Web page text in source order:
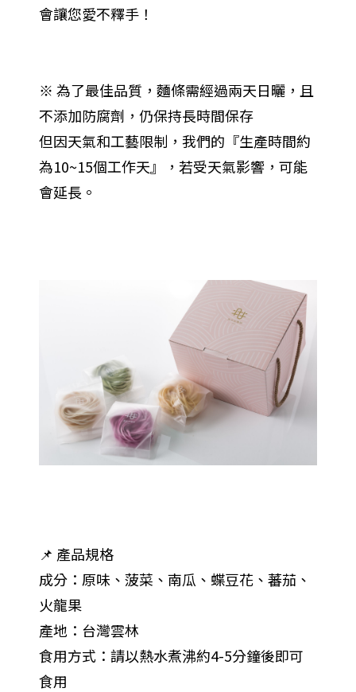
會讓您愛不釋手！
※ 為了最佳品質，麵條需經過兩天日曬，且
不添加防腐劑，仍保持長時間保存
但因天氣和工藝限制，我們的『生產時間約
為10~15個工作天』，若受天氣影響，可能
會延長。
📌 產品規格
成分：原味、菠菜、南瓜、蝶豆花、蕃茄、
火龍果
產地：台灣雲林
食用方式：請以熱水煮沸約4-5分鐘後即可
食用